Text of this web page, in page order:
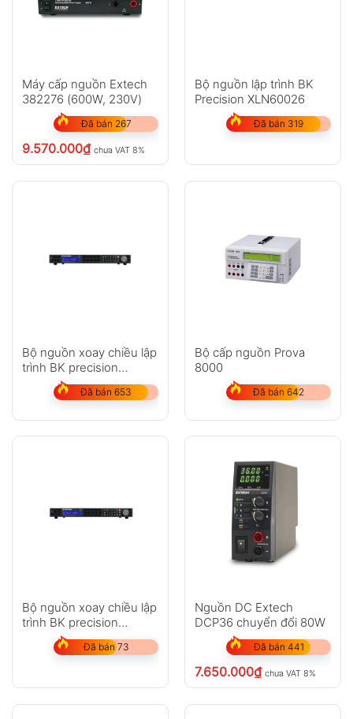
Máy cấp nguồn Extech
382276 (600W, 230V)
Đã bán 267
9.570.000₫ chưa VAT 8%
Bộ nguồn lập trình BK
Precision XLN60026
Đã bán 319
Bộ nguồn xoay chiều lập
trình BK precision
XLN30052-GL
Đã bán 653
Bộ cấp nguồn Prova
8000
Đã bán 642
Bộ nguồn xoay chiều lập
trình BK precision
XLN15010-GL
Đã bán 73
Nguồn DC Extech
DCP36 chuyển đổi 80W
Đã bán 441
7.650.000₫ chưa VAT 8%